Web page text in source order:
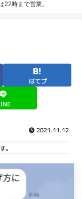
22時まで営業。
はてブ
2021.11.12
。